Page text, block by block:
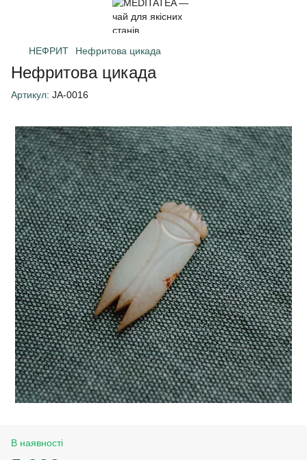
НЕФРИТ Нефритова цикада
Нефритова цикада
Артикул: JA-0016
В наявності